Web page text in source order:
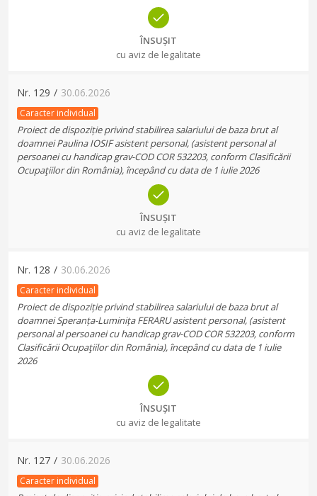
ÎNSUȘIT
cu aviz de legalitate
Nr. 129 / 30.06.2026
Caracter individual
Proiect de dispoziție privind stabilirea salariului de baza brut al
doamnei Paulina IOSIF asistent personal, (asistent personal al
persoanei cu handicap grav-COD COR 532203, conform Clasificării
Ocupaţiilor din România), începând cu data de 1 iulie 2026
ÎNSUȘIT
cu aviz de legalitate
Nr. 128 / 30.06.2026
Caracter individual
Proiect de dispoziție privind stabilirea salariului de baza brut al
doamnei Speranța-Luminița FERARU asistent personal, (asistent
personal al persoanei cu handicap grav-COD COR 532203, conform
Clasificării Ocupaţiilor din România), începând cu data de 1 iulie
2026
ÎNSUȘIT
cu aviz de legalitate
Nr. 127 / 30.06.2026
Caracter individual